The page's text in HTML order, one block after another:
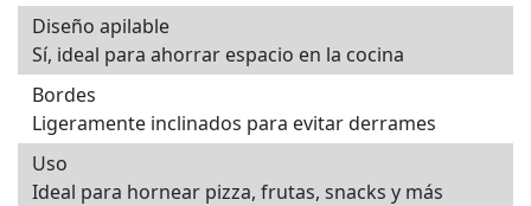
Diseño apilable
Sí, ideal para ahorrar espacio en la cocina
Bordes
Ligeramente inclinados para evitar derrames
Uso
Ideal para hornear pizza, frutas, snacks y más